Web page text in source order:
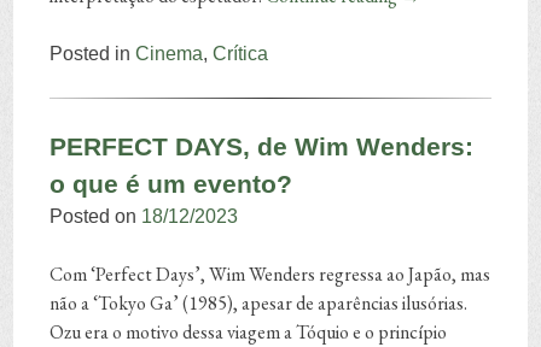
Posted inCinema,Crítica
PERFECT DAYS, de Wim Wenders:
o que é um evento?
Posted on 18/12/2023
Com ‘Perfect Days’, Wim Wenders regressa ao Japão, mas
não a ‘Tokyo Ga’ (1985), apesar de aparências ilusórias.
Ozu era o motivo dessa viagem a Tóquio e o princípio